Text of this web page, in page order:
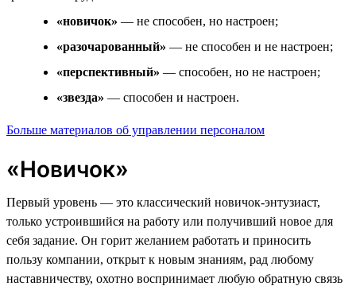
«новичок» — не способен, но настроен;
«разочарованный» — не способен и не настроен;
«перспективный» — способен, но не настроен;
«звезда» — способен и настроен.
Больше материалов об управлении персоналом
«Новичок»
Первый уровень — это классический новичок-энтузиаст,
только устроившийся на работу или получивший новое для
себя задание. Он горит желанием работать и приносить
пользу компании, открыт к новым знаниям, рад любому
наставничеству, охотно воспринимает любую обратную связь